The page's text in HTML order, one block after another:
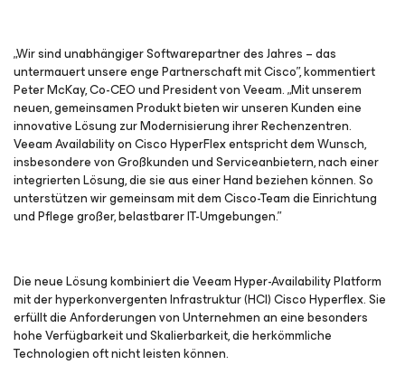
„Wir sind unabhängiger Softwarepartner des Jahres – das
untermauert unsere enge Partnerschaft mit Cisco”, kommentiert
Peter McKay, Co-CEO und President von Veeam. „Mit unserem
neuen, gemeinsamen Produkt bieten wir unseren Kunden eine
innovative Lösung zur Modernisierung ihrer Rechenzentren.
Veeam Availability on Cisco HyperFlex entspricht dem Wunsch,
insbesondere von Großkunden und Serviceanbietern, nach einer
integrierten Lösung, die sie aus einer Hand beziehen können. So
unterstützen wir gemeinsam mit dem Cisco-Team die Einrichtung
und Pflege großer, belastbarer IT-Umgebungen.”
Die neue Lösung kombiniert die Veeam Hyper-Availability Platform
mit der hyperkonvergenten Infrastruktur (HCI) Cisco Hyperflex. Sie
erfüllt die Anforderungen von Unternehmen an eine besonders
hohe Verfügbarkeit und Skalierbarkeit, die herkömmliche
Technologien oft nicht leisten können.